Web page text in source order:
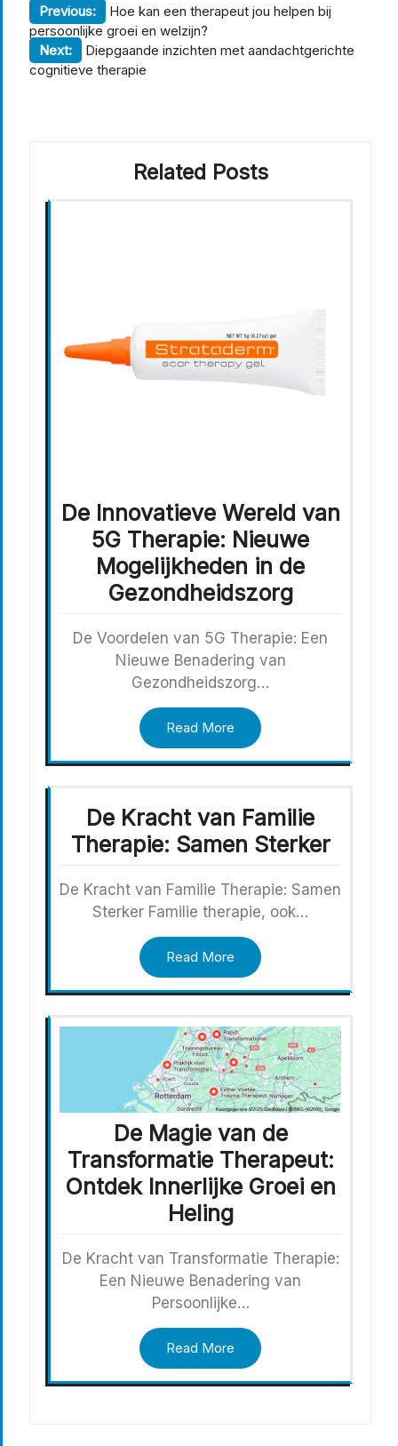
Berichtnavigatie
Previous:
Hoe kan een therapeut jou helpen bij
persoonlijke groei en welzijn?
Next:
Diepgaande inzichten met aandachtgerichte
cognitieve therapie
Related Posts
De Innovatieve Wereld van
5G Therapie: Nieuwe
Mogelijkheden in de
Gezondheidszorg
De Voordelen van 5G Therapie: Een
Nieuwe Benadering van
Gezondheidszorg…
Read More
De Kracht van Familie
Therapie: Samen Sterker
De Kracht van Familie Therapie: Samen
Sterker Familie therapie, ook…
Read More
De Magie van de
Transformatie Therapeut:
Ontdek Innerlijke Groei en
Heling
De Kracht van Transformatie Therapie:
Een Nieuwe Benadering van
Persoonlijke…
Read More